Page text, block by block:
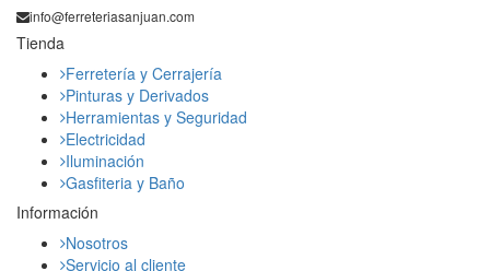
info@ferreteriasanjuan.com
Tienda
Ferretería y Cerrajería
Pinturas y Derivados
Herramientas y Seguridad
Electricidad
Iluminación
Gasfiteria y Baño
Información
Nosotros
Servicio al cliente